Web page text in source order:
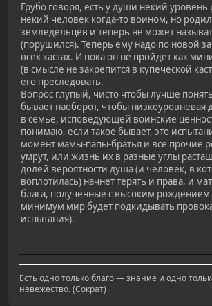
Грубо говоря, есть у души некий уровень
некий человек когда-то воином, но
земледельцев и теперь не может
(порушился). Теперь ему надо по новой
всех кастах. И пока он не пройдет как
(в смысле не закрепится в купеческой
его преследовать.
Вопрос глупый, чисто чтобы лучше
бывает наоборот, чтобы низкоуровневая
в семье, исповедующей воинские
понимаю, если такое бывает, это
момент мамы-папы-братья и все прочие
умрут, или жизнь их в разные углы
долей вероятности душа (и человек, в
воплотилась) начнет терять и права, и
блага, полученные с высоким рождением
минимум мир будет подкидывать
испытания).
Есть одно только благо — знание и одно
невежество. (Сократ)